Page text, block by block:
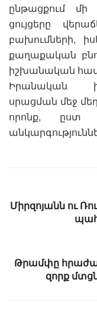
ընթացքում
ցույցերը
բախումների,
քաղաքական
իշխանական
Իրանական
սրացման մեջ
որոնք, ըստ
Միրզոյանն ու
Թրամփը
զորք